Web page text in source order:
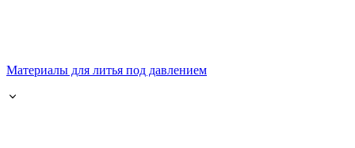
Материалы для литья под давлением